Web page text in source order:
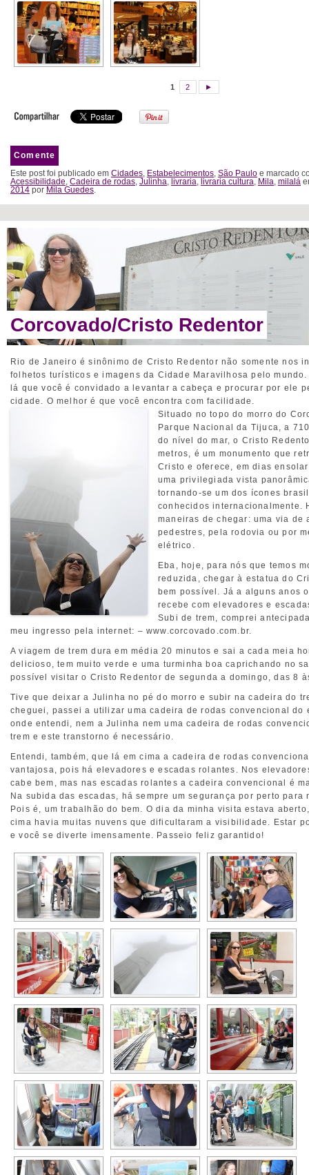
1 2 ►
Comente
Este post foi publicado em Cidades, Estabelecimentos, São Paulo e marcado
Acessibilidade, Cadeira de rodas, Julinha, livraria, livraria cultura, Mila, milalá
2014 por Mila Guedes.
Corcovado/Cristo Redentor
Rio de Janeiro é sinônimo de Cristo Redentor não somente nos
folhetos turísticos e imagens da Cidade Maravilhosa pelo
lá que você é convidado a levantar a cabeça e procurar por ele
cidade. O melhor é que você encontra com facilidade.
Situado no topo do morro do
Parque Nacional da Tijuca, a
do nível do mar, o Cristo
metros, é um monumento que
Cristo e oferece, em dias
uma privilegiada vista
tornando-se um dos ícones
conhecidos internacionalmente.
maneiras de chegar: uma via de
pedestres, pela rodovia ou por
elétrico.
Eba, hoje, para nós que temos
reduzida, chegar à estatua do
bem possível. Já a alguns anos
recebe com elevadores e
Subi de trem, comprei
meu ingresso pela internet: – www.corcovado.com.br.
A viagem de trem dura em média 20 minutos e sai a cada meia
delicioso, tem muito verde e uma turminha boa caprichando no
possível visitar o Cristo Redentor de segunda a domingo, das 8
Tive que deixar a Julinha no pé do morro e subir na cadeira do
cheguei, passei a utilizar uma cadeira de rodas convencional do
onde entendi, nem a Julinha nem uma cadeira de rodas
trem e este transtorno é necessário.
Entendi, também, que lá em cima a cadeira de rodas
vantajosa, pois há elevadores e escadas rolantes. Nos
cabe bem, mas nas escadas rolantes a cadeira convencional é
Na subida das escadas, há sempre um segurança por perto para
Pois é, um trabalhão do bem. O dia da minha visita estava
cima havia muitas nuvens que dificultaram a visibilidade. Estar
e você se diverte imensamente. Passeio feliz garantido!